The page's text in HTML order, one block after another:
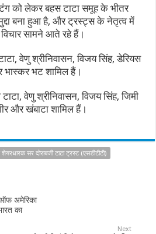
को लेकर बहस टाटा समूह के भीतर
बना हुआ है, और ट्रस्ट्स के नेतृत्व में
सामने आते रहे हैं।
वेणु श्रीनिवासन, विजय सिंह, डेरियस
भास्कर भट शामिल हैं।
वेणु श्रीनिवासन, विजय सिंह, जिमी
और खंबाटा शामिल हैं।
सर दोराबजी टाटा ट्रस्ट (एसडीटीटी)
अमेरिका
का
Next